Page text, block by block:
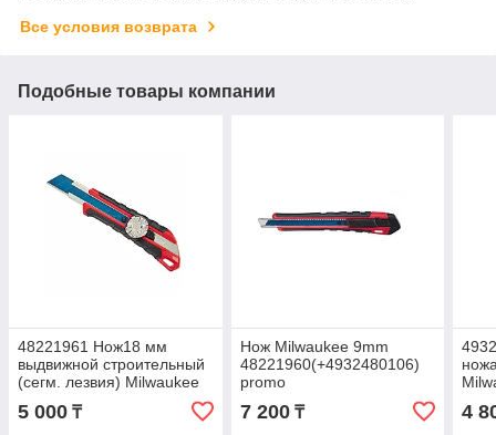
Все условия возврата
Подобные товары компании
48221961 Нож18 мм
выдвижной строительный
(сегм. лезвия) Milwaukee
5 000 ₸
Нож Milwaukee 9mm
48221960(+4932480106)
promo
7 200₸ 4